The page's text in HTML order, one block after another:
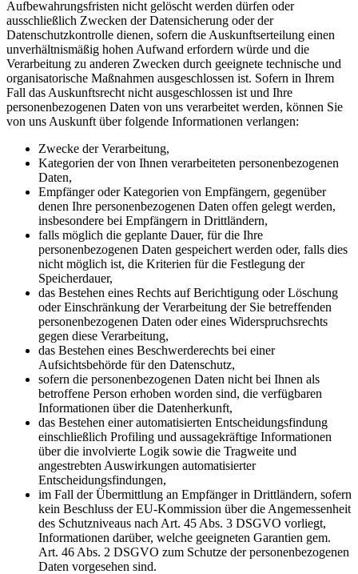
Aufbewahrungsfristen nicht gelöscht werden dürfen oder
ausschließlich Zwecken der Datensicherung oder der
Datenschutzkontrolle dienen, sofern die Auskunftserteilung einen
unverhältnismäßig hohen Aufwand erfordern würde und die
Verarbeitung zu anderen Zwecken durch geeignete technische und
organisatorische Maßnahmen ausgeschlossen ist. Sofern in Ihrem
Fall das Auskunftsrecht nicht ausgeschlossen ist und Ihre
personenbezogenen Daten von uns verarbeitet werden, können Sie
von uns Auskunft über folgende Informationen verlangen:
Zwecke der Verarbeitung,
Kategorien der von Ihnen verarbeiteten personenbezogenen
Daten,
Empfänger oder Kategorien von Empfängern, gegenüber
denen Ihre personenbezogenen Daten offen gelegt werden,
insbesondere bei Empfängern in Drittländern,
falls möglich die geplante Dauer, für die Ihre
personenbezogenen Daten gespeichert werden oder, falls dies
nicht möglich ist, die Kriterien für die Festlegung der
Speicherdauer,
das Bestehen eines Rechts auf Berichtigung oder Löschung
oder Einschränkung der Verarbeitung der Sie betreffenden
personenbezogenen Daten oder eines Widerspruchsrechts
gegen diese Verarbeitung,
das Bestehen eines Beschwerderechts bei einer
Aufsichtsbehörde für den Datenschutz,
sofern die personenbezogenen Daten nicht bei Ihnen als
betroffene Person erhoben worden sind, die verfügbaren
Informationen über die Datenherkunft,
das Bestehen einer automatisierten Entscheidungsfindung
einschließlich Profiling und aussagekräftige Informationen
über die involvierte Logik sowie die Tragweite und
angestrebten Auswirkungen automatisierter
Entscheidungsfindungen,
im Fall der Übermittlung an Empfänger in Drittländern, sofern
kein Beschluss der EU-Kommission über die Angemessenheit
des Schutzniveaus nach Art. 45 Abs. 3 DSGVO vorliegt,
Informationen darüber, welche geeigneten Garantien gem.
Art. 46 Abs. 2 DSGVO zum Schutze der personenbezogenen
Daten vorgesehen sind.